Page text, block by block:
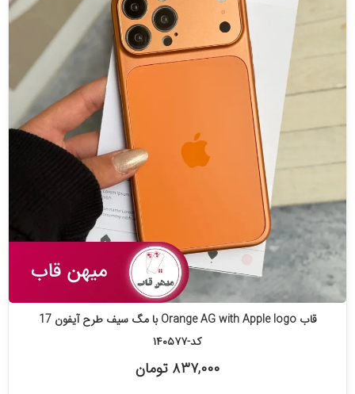
قاب Orange AG with Apple logo با مگ سیف طرح آیفون 17
کد-۱۴۰۵۷۷
۸۳۷,۰۰۰ تومان